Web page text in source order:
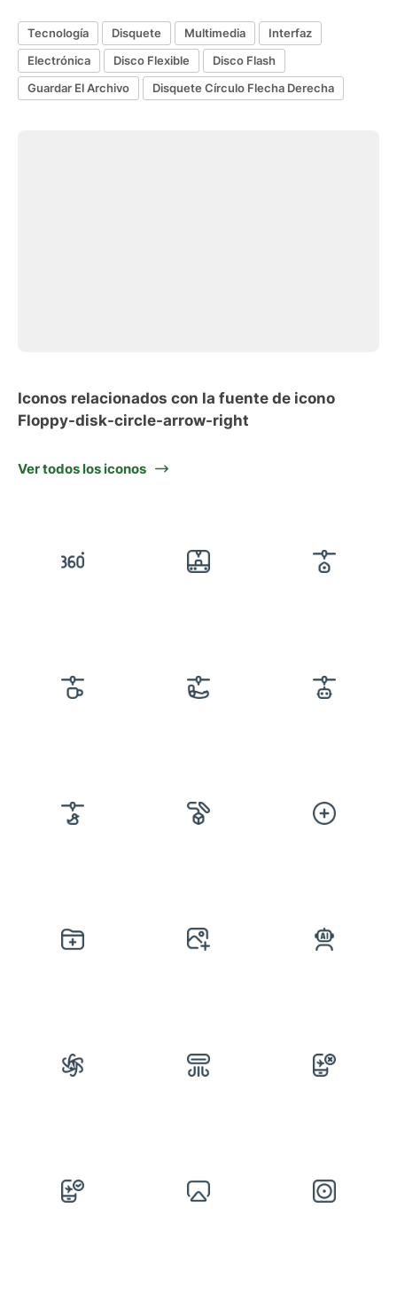
Tecnología Disquete Multimedia
Interfaz
Electrónica
Disco Flexible
Disco Flash
Guardar El Archivo
Disquete Círculo Flecha Derecha
Iconos relacionados con la fuente de icono
Floppy-disk-circle-arrow-right
Ver todos los iconos